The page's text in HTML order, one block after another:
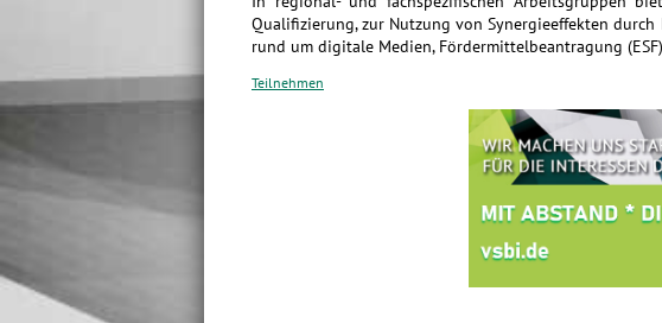
Qualifizierung, zur Nutzung von Synergieeffekten
rund um digitale Medien, Fördermittelbeantragung
Teilnehmen